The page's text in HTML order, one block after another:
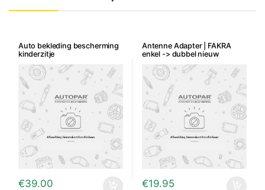
Auto bekleding bescherming
kinderzitje
€39.00
Antenne Adapter | FAKRA
enkel -> dubbel nieuw
€19.95